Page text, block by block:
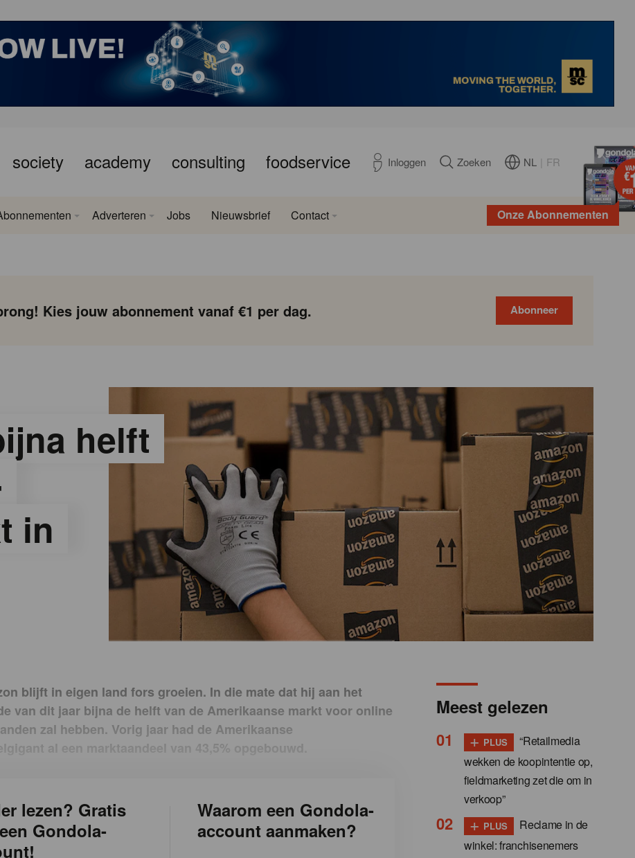
society academy consulting foodservice Inloggen Zoeken NL FR
Onze Abonnementen
Adverteren Jobs Nieuwsbrief Contact
Kies jouw abonnement vanaf €1 per dag. Abonneer
helft
in
blijft in eigen land fors groeien. In die mate dat hij aan het
van dit jaar bijna de helft van de Amerikaanse markt voor online
zal hebben. Vorig jaar had de Amerikaanse
al een marktaandeel van 43,5% opgebouwd.
lezen? Gratis
Gondola-
Waarom een Gondola-
account aanmaken?
Meest gelezen
+ PLUS
“Retailmedia
wekken de koopintentie op,
fieldmarketing zet die om in
verkoop”
+ PLUS
Reclame in de
winkel: franchisenemers